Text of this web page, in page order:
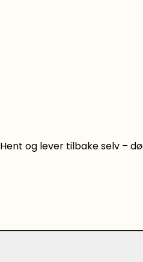
Hent og lever tilbake selv –